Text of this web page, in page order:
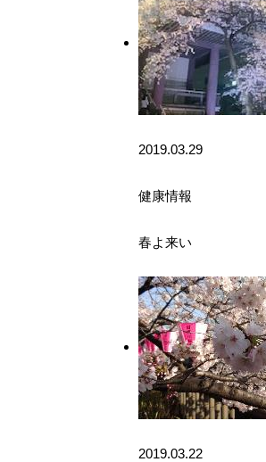
2019.03.29
健康情報
春よ来い
2019.03.22